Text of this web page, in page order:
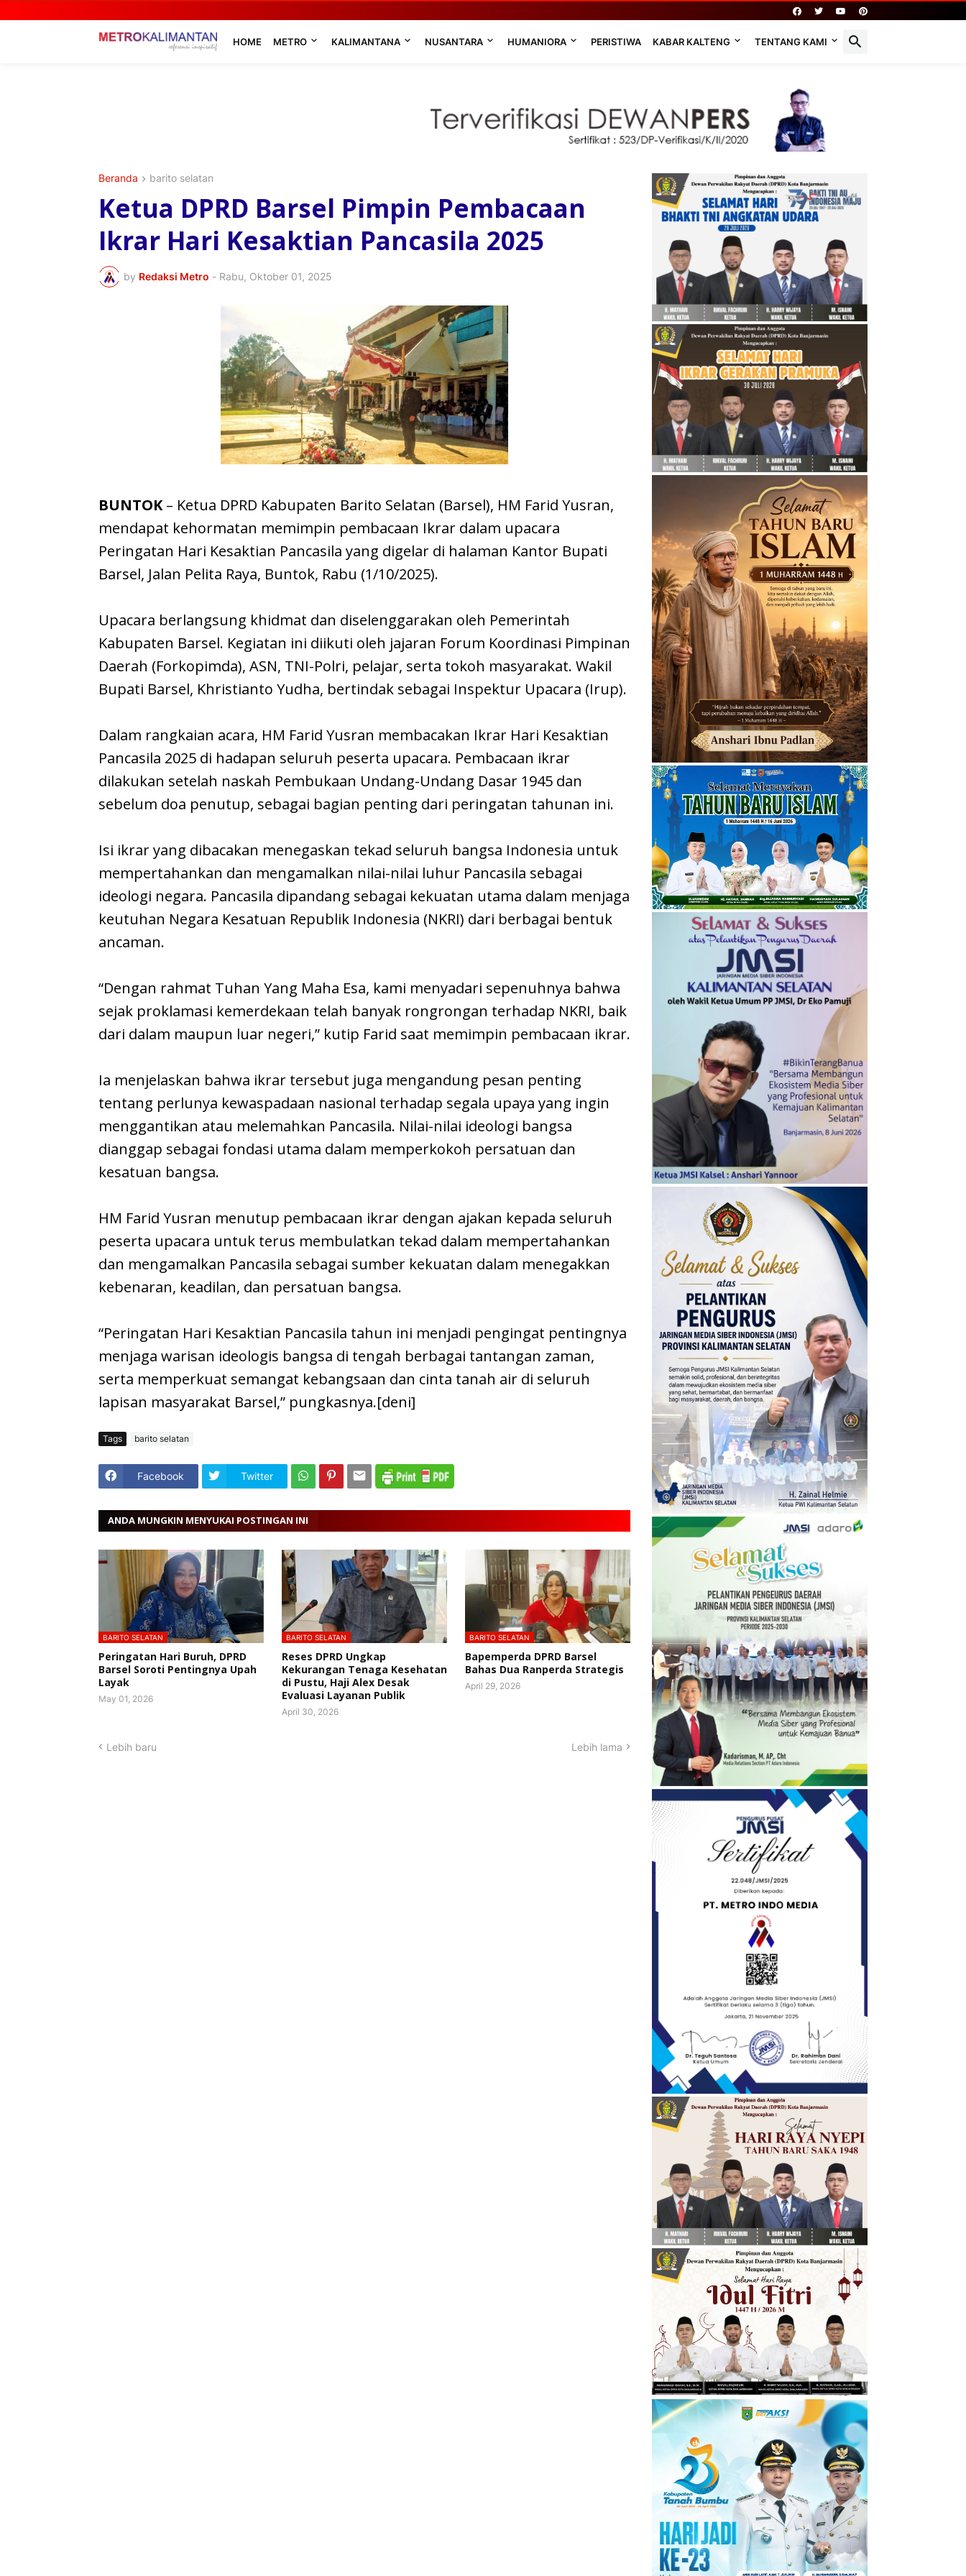
HOME METRO KALIMANTANA NUSANTARA HUMANIORA PERISTIWA KABAR KALTENG TENTANG KAMI
Beranda barito selatan
Ketua DPRD Barsel Pimpin Pembacaan
Ikrar Hari Kesaktian Pancasila 2025
by Redaksi Metro - Rabu, Oktober 01, 2025
BUNTOK– Ketua DPRD Kabupaten Barito Selatan (Barsel), HM Farid Yusran,
mendapat kehormatan memimpin pembacaan Ikrar dalam upacara
Peringatan Hari Kesaktian Pancasila yang digelar di halaman Kantor Bupati
Barsel, Jalan Pelita Raya, Buntok, Rabu (1/10/2025).
Upacara berlangsung khidmat dan diselenggarakan oleh Pemerintah
Kabupaten Barsel. Kegiatan ini diikuti oleh jajaran Forum Koordinasi Pimpinan
Daerah (Forkopimda), ASN, TNI-Polri, pelajar, serta tokoh masyarakat. Wakil
Bupati Barsel, Khristianto Yudha, bertindak sebagai Inspektur Upacara (Irup).
Dalam rangkaian acara, HM Farid Yusran membacakan Ikrar Hari Kesaktian
Pancasila 2025 di hadapan seluruh peserta upacara. Pembacaan ikrar
dilakukan setelah naskah Pembukaan Undang-Undang Dasar 1945 dan
sebelum doa penutup, sebagai bagian penting dari peringatan tahunan ini.
Isi ikrar yang dibacakan menegaskan tekad seluruh bangsa Indonesia untuk
mempertahankan dan mengamalkan nilai-nilai luhur Pancasila sebagai
ideologi negara. Pancasila dipandang sebagai kekuatan utama dalam menjaga
keutuhan Negara Kesatuan Republik Indonesia (NKRI) dari berbagai bentuk
ancaman.
“Dengan rahmat Tuhan Yang Maha Esa, kami menyadari sepenuhnya bahwa
sejak proklamasi kemerdekaan telah banyak rongrongan terhadap NKRI, baik
dari dalam maupun luar negeri,” kutip Farid saat memimpin pembacaan ikrar.
Ia menjelaskan bahwa ikrar tersebut juga mengandung pesan penting
tentang perlunya kewaspadaan nasional terhadap segala upaya yang ingin
menggantikan atau melemahkan Pancasila. Nilai-nilai ideologi bangsa
dianggap sebagai fondasi utama dalam memperkokoh persatuan dan
kesatuan bangsa.
HM Farid Yusran menutup pembacaan ikrar dengan ajakan kepada seluruh
peserta upacara untuk terus membulatkan tekad dalam mempertahankan
dan mengamalkan Pancasila sebagai sumber kekuatan dalam menegakkan
kebenaran, keadilan, dan persatuan bangsa.
“Peringatan Hari Kesaktian Pancasila tahun ini menjadi pengingat pentingnya
menjaga warisan ideologis bangsa di tengah berbagai tantangan zaman,
serta memperkuat semangat kebangsaan dan cinta tanah air di seluruh
lapisan masyarakat Barsel,” pungkasnya.[deni]
Tags barito selatan
Facebook Twitter
ANDA MUNGKIN MENYUKAI POSTINGAN INI
BARITO SELATAN
Peringatan Hari Buruh, DPRD
Barsel Soroti Pentingnya Upah
Layak
May 01, 2026
BARITO SELATAN
Reses DPRD Ungkap
Kekurangan Tenaga Kesehatan
di Pustu, Haji Alex Desak
Evaluasi Layanan Publik
April 30, 2026
BARITO SELATAN
Bapemperda DPRD Barsel
Bahas Dua Ranperda Strategis
April 29, 2026
Lebih baru Lebih lama